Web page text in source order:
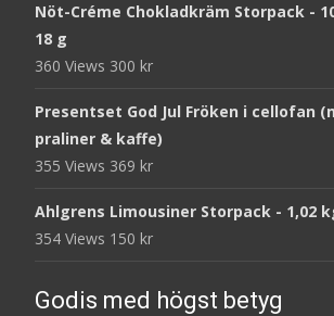
Nöt-Créme Chokladkräm Storpack -
18 g
360 Views 300 kr
Presentset God Jul Fröken i cellofan
praliner & kaffe)
355 Views 369 kr
Ahlgrens Limousiner Storpack - 1,02
354 Views 150 kr
Godis med högst betyg